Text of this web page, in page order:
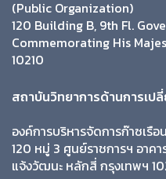
(Public Organization)
120 Building B, 9th Fl.
Commemorating His
10210
สถาบันวิทยาการด้านการเ
องค์การบริหารจัดการก๊าซเรื
120 หมู่ 3 ศูนย์ราชการฯ อาค
แจ้งวัฒนะ หลักสี่ กรุงเทพฯ